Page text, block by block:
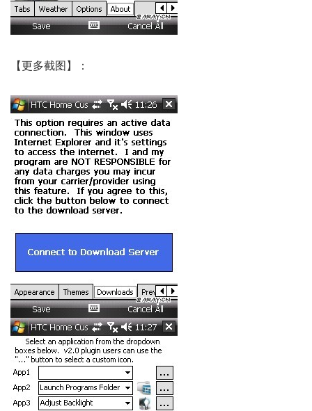
【更多截图】：